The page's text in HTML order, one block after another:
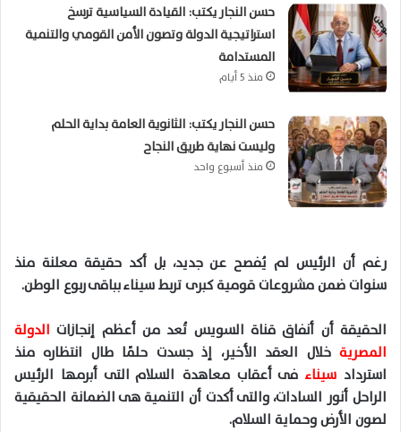
حسن النجار يكتب: القيادة السياسية ترسخ
استراتيجية الدولة وتصون الأمن القومي والتنمية
المستدامة
منذ 5 أيام
حسن النجار يكتب: الثانوية العامة بداية الحلم
وليست نهاية طريق النجاح
منذ أسبوع واحد
رغم أن الرئيس لم يُفصح عن جديد، بل أكد حقيقة معلنة منذ
سنوات ضمن مشروعات قومية كبرى تربط سيناء بباقى ربوع الوطن.
الحقيقة أن أنفاق قناة السويس تُعد من أعظم إنجازات الدولة
المصرية خلال العقد الأخير، إذ جسدت حلمًا طال انتظاره منذ
استردادسيناء فى أعقاب معاهدة السلام التى أبرمها الرئيس
الراحل أنور السادات، والتى أكدت أن التنمية هى الضمانة الحقيقية
لصون الأرض وحماية السلام.